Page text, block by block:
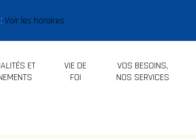
Voir les horaires
ET
VIE DE
FOI
VOS BESOINS,
NOS SERVICES